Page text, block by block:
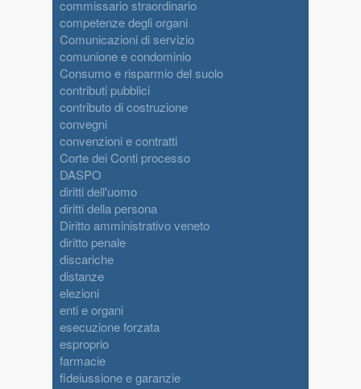
commissario straordinario
competenze degli organi
Comunicazioni di servizio
comunione e condominio
Consumo e risparmio del suolo
contributi pubblici
contributo di costruzione
convegni
convenzioni e contratti
Corte dei Conti processo
DASPO
diritti dell'uomo
diritti della persona
Diritto amministrativo veneto
diritto penale
discariche
distanze
elezioni
enti e organi
esecuzione forzata
esproprio
farmacie
fideiussione e garanzie